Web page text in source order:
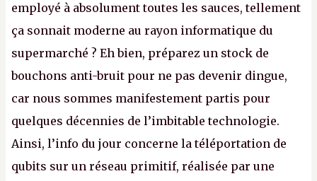
employé à absolument toutes les sauces, tellement
ça sonnait moderne au rayon informatique du
supermarché ? Eh bien, préparez un stock de
bouchons anti-bruit pour ne pas devenir dingue,
car nous sommes manifestement partis pour
quelques décennies de l’imbitable technologie.
Ainsi, l’info du jour concerne la téléportation de
qubits sur un réseau primitif, réalisée par une